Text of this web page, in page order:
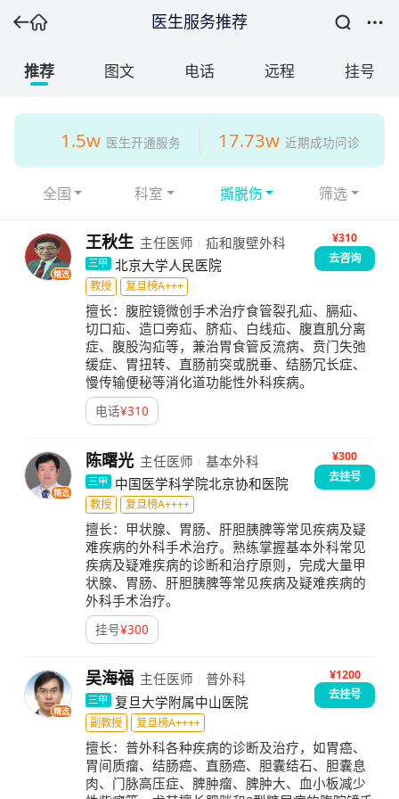
医生服务推荐
推荐 图文 电话 远程 挂号
1.5w 医生开通服务 17.73w 近期成功问诊
全国 科室 撕脱伤 筛选
精选
王秋生 主任医师 疝和腹壁外科
三甲 北京大学人民医院
¥310
去咨询
教授
复旦榜A+++
擅长： 腹腔镜微创手术治疗食管裂孔疝、膈疝、
切口疝、造口旁疝、脐疝、白线疝、腹直肌分离
症、腹股沟疝等，兼治胃食管反流病、贲门失弛
缓症、胃扭转、直肠前突或脱垂、结肠冗长症、
慢传输便秘等消化道功能性外科疾病。
电话¥310
精选
陈曙光 主任医师 基本外科
三甲 中国医学科学院北京协和医院
¥300
去挂号
教授
复旦榜A++++
擅长： 甲状腺、胃肠、肝胆胰脾等常见疾病及疑
难疾病的外科手术治疗。熟练掌握基本外科常见
疾病及疑难疾病的诊断和治疗原则，完成大量甲
状腺、胃肠、肝胆胰脾等常见疾病及疑难疾病的
外科手术治疗。
挂号¥300
精选
吴海福 主任医师 普外科
三甲 复旦大学附属中山医院
¥1200
去挂号
副教授
复旦榜A++++
擅长： 普外科各种疾病的诊断及治疗，如胃癌、
胃间质瘤、结肠癌、直肠癌、胆囊结石、胆囊息
肉、门脉高压症、脾肿瘤、脾肿大、血小板减少